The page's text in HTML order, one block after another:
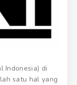
Indonesia) di
satu hal yang